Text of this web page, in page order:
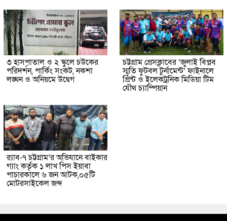
৩ হাসপাতাল ও ২ স্কুলে চউকের
পরিদর্শন, পার্কিং সংকট, নকশা
লঙ্ঘন ও অনিয়মে উদ্বেগ
চট্টগ্রাম প্রেসক্লাবের ‘জুলাই বিপ্লব
স্মৃতি ফুটবল টুর্নামেন্ট’ ফাইনালে
প্রিন্ট ও ইলেকট্রনিক মিডিয়া টিম
যৌথ চ্যাম্পিয়ান
র‌্যাব-৭ চট্টগ্রাম’র অভিযানে বাইকার
গ্যাং কর্তৃক ১ লাখ পিস ইয়াবা
পাচারকালে ৬ জন আটক,০৫টি
মোটরসাইকেল জব্দ